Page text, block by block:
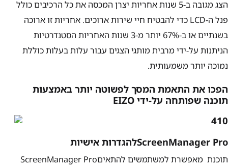
הצג מגובה ב-5 שנות אחריות יצרן המכסה את כל הרכיבים כולל
פנל ה-LCD כדי להבטיח חיי שירות ארוכים. אחריות זו ארוכה
בשנתיים או ב-67% יותר מ-3 שנות האחריות הסטנדרטיות
הניתנות על-ידי מרבית מותגי הצגים עבור עלות בעלות כוללת
נמוכה יותר משמעותית.
הפכו את התאמת המסך לפשוטה יותר באמצעות
תוכנה שפותחה על-ידי EIZO
ScreenManager Proלהגדרות אישיות
תוכנת ScreenManager Proמאפשרת למשתמשים להתאים